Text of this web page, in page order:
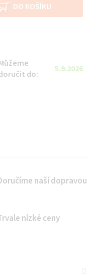
DO KOŠÍKU
do:
5.9.2026
naší dopravou
nízké ceny